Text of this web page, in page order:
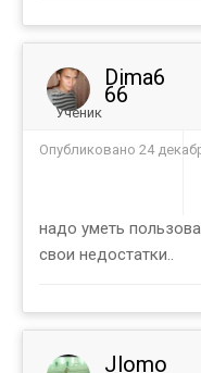
Dima6
66
Ученик
Опубликовано 24
надо уметь
свои недостатки..
Jlomo